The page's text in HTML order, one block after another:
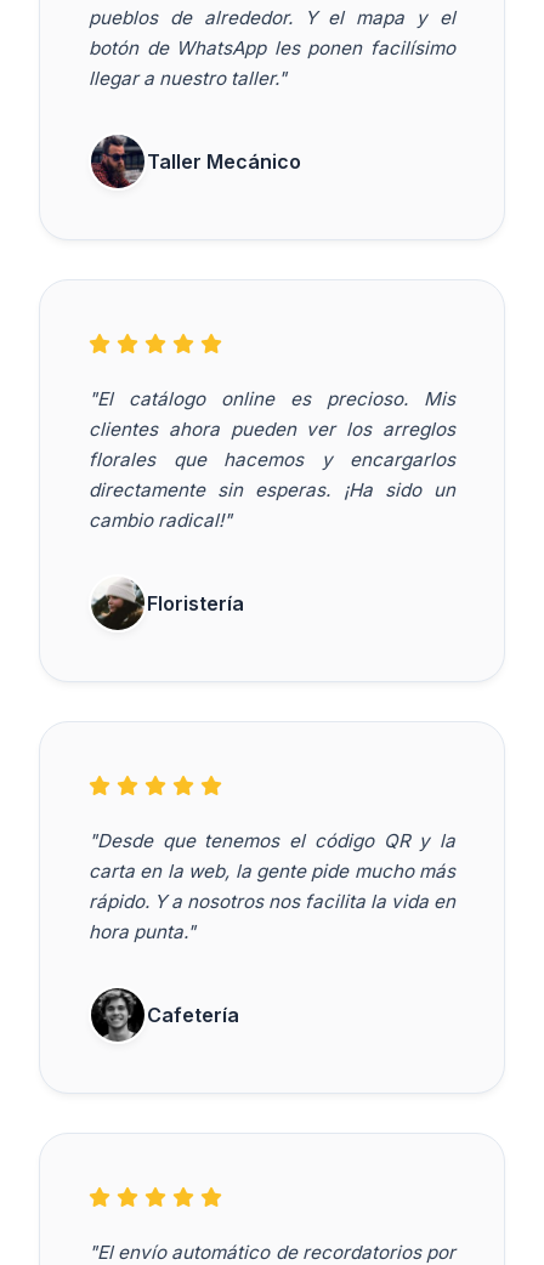
pueblos de alrededor. Y el mapa y el
botón de WhatsApp les ponen facilísimo
llegar a nuestro taller."
Taller Mecánico
"El catálogo online es precioso. Mis
clientes ahora pueden ver los arreglos
florales que hacemos y encargarlos
directamente sin esperas. ¡Ha sido un
cambio radical!"
Floristería
"Desde que tenemos el código QR y la
carta en la web, la gente pide mucho más
rápido. Y a nosotros nos facilita la vida en
hora punta."
Cafetería
"El envío automático de recordatorios por